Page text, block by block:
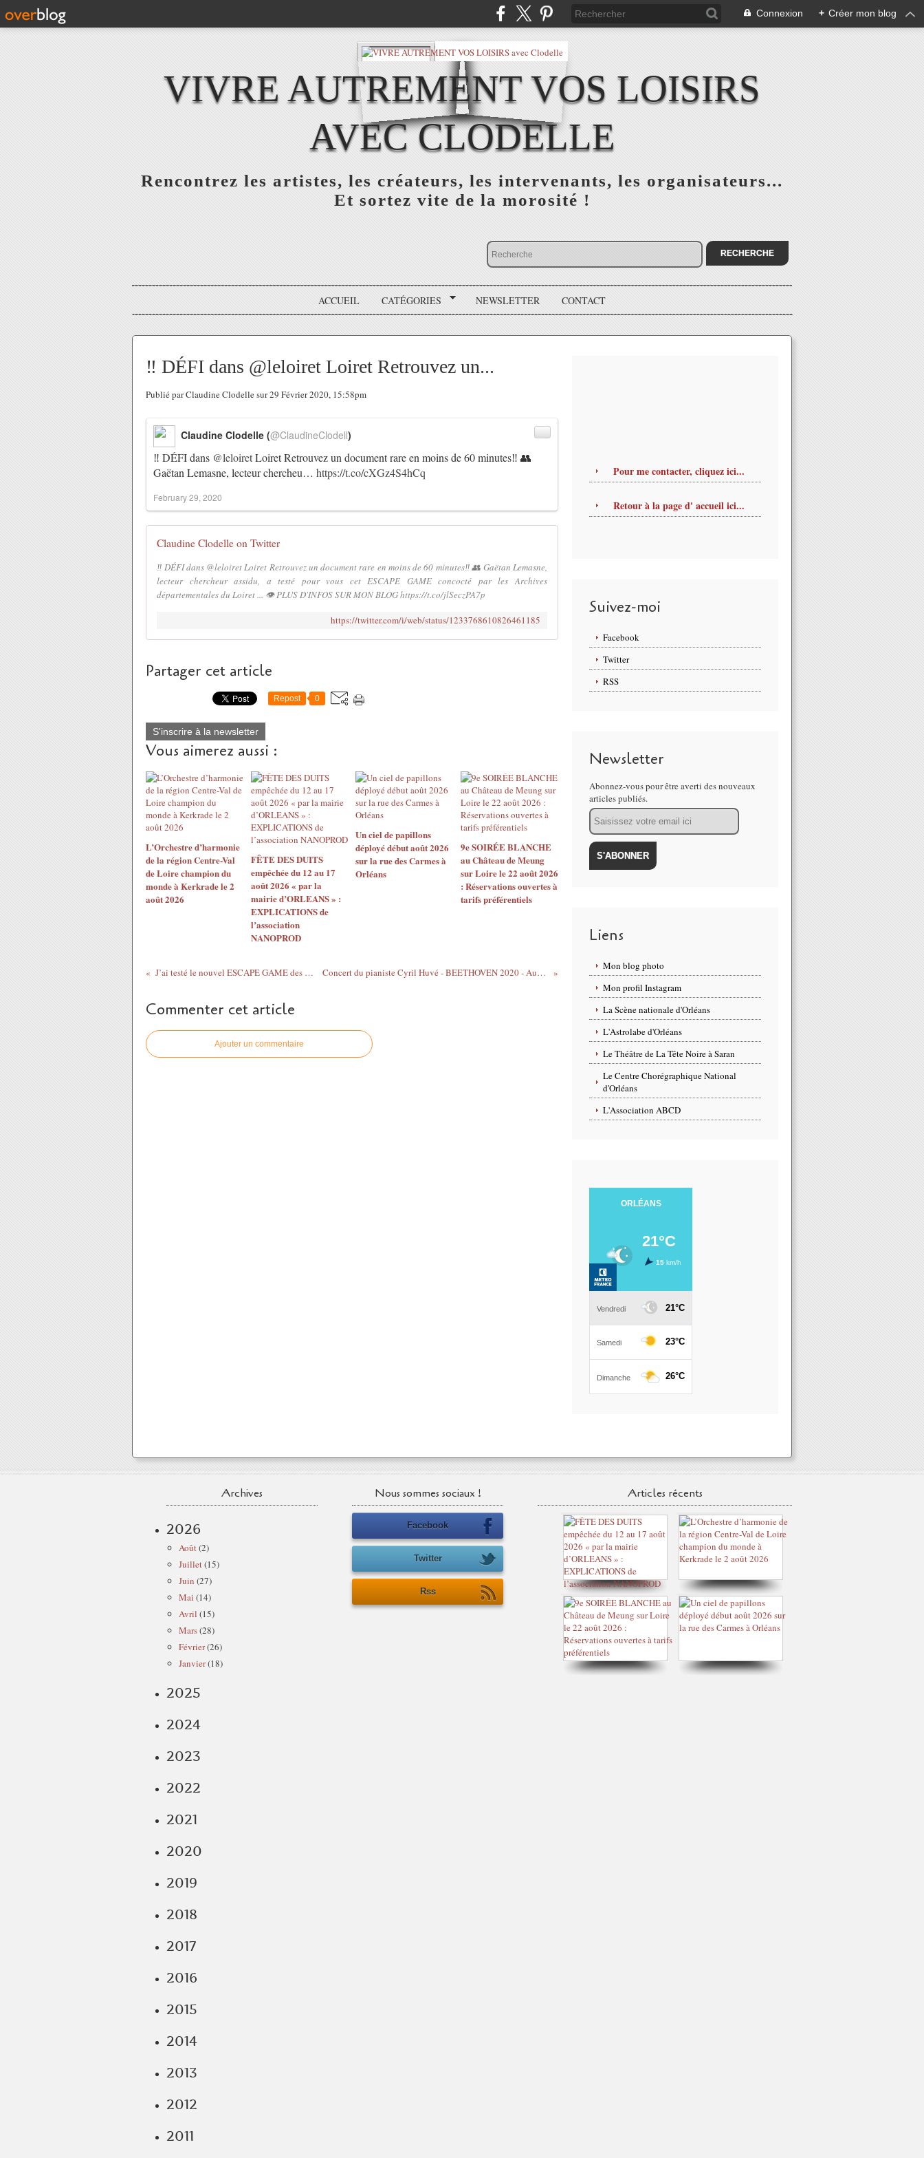
Connexion + Créer mon blog
VIVRE AUTREMENT VOS LOISIRS
AVEC CLODELLE
Rencontrez les artistes, les créateurs, les intervenants, les organisateurs...
Et sortez vite de la morosité !
ACCUEIL CATÉGORIES NEWSLETTER CONTACT
‼ DÉFI dans @leloiret Loiret Retrouvez un...
Publié par Claudine Clodelle sur 29 Février 2020, 15:58pm
‼ DÉFI dans @leloiretLoiret Retrouvez un document rare en moins de 60 minutes‼ 👥
Gaëtan Lemasne, lecteur chercheu… https://t.co/cXGz4S4hCq
Claudine Clodelle (@ClaudineClodell)
February 29, 2020
Claudine Clodelle on Twitter
‼ DÉFI dans @leloiret Loiret Retrouvez un document rare en moins de 60 minutes‼ 👥 Gaëtan Lemasne,
lecteur chercheur assidu, a testé pour vous cet ESCAPE GAME concocté par les Archives
départementales du Loiret ... 👁 PLUS D'INFOS SUR MON BLOG https://t.co/jlSeczPA7p
https://twitter.com/i/web/status/1233768610826461185
Partager cet article
Repost 0
S'inscrire à la newsletter
Vous aimerez aussi :
L’Orchestre d’harmonie
de la région Centre-Val
de Loire champion du
monde à Kerkrade le 2
août 2026
FÊTE DES DUITS
empêchée du 12 au 17
août 2026 « par la
mairie d’ORLEANS » :
EXPLICATIONS de
l’association
NANOPROD
Un ciel de papillons
déployé début août 2026
sur la rue des Carmes à
Orléans
9e SOIRÉE BLANCHE
au Château de Meung
sur Loire le 22 août 2026
: Réservations ouvertes à
tarifs préférentiels
J’ai testé le nouvel ESCAPE GAME des Archives départementales du Loiret! Concert du pianiste Cyril Huvé - BEETHOVEN 2020 - Auditorium de la MMD St Jean de la Ruelle le 6 mars
Commenter cet article
Ajouter un commentaire
Pour me contacter, cliquez ici...
Retour à la page d' accueil ici...
Suivez-moi
Facebook
Twitter
RSS
Newsletter
Abonnez-vous pour être averti des nouveaux
articles publiés.
Email
Liens
Mon blog photo
Mon profil Instagram
La Scène nationale d'Orléans
L'Astrolabe d'Orléans
Le Théâtre de La Tête Noire à Saran
Le Centre Chorégraphique National
d'Orléans
L'Association ABCD
Archives
2026
Août(2)
Juillet(15)
Juin (27)
Mai (14)
Avril (15)
Mars(28)
Février(26)
Janvier(18)
2025
2024
2023
2022
2021
2020
2019
2018
2017
2016
2015
2014
2013
2012
2011
Nous sommes sociaux !
Facebook
Twitter
Rss
Articles récents